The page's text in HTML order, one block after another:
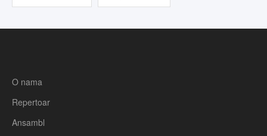
O nama
Repertoar
Ansambl